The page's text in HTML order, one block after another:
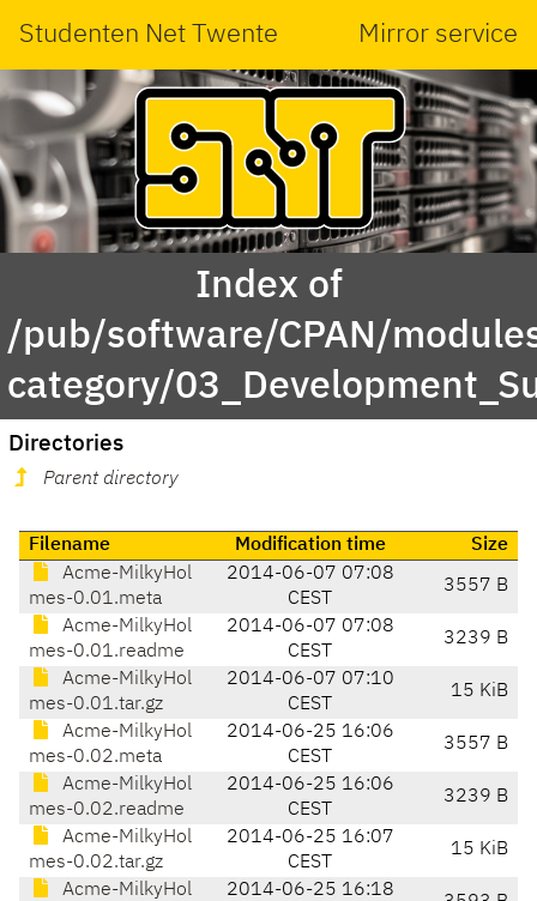
Studenten Net Twente Mirror service
Index of
/pub/software/CPAN/
category/
Directories
Parent directory
Filename Modification time
Size
Acme-MilkyHol
mes-0.01.meta
2014-06-07 07:08
CEST
3557 B
Acme-MilkyHol
mes-0.01.readme
2014-06-07 07:08
CEST
3239 B
Acme-MilkyHol
mes-0.01.tar.gz
2014-06-07 07:10
CEST
15 KiB
Acme-MilkyHol
mes-0.02.meta
2014-06-25 16:06
CEST
3557 B
Acme-MilkyHol
mes-0.02.readme
2014-06-25 16:06
CEST
3239 B
Acme-MilkyHol
mes-0.02.tar.gz
2014-06-25 16:07
CEST
15 KiB
Acme-MilkyHol
2014-06-25 16:18